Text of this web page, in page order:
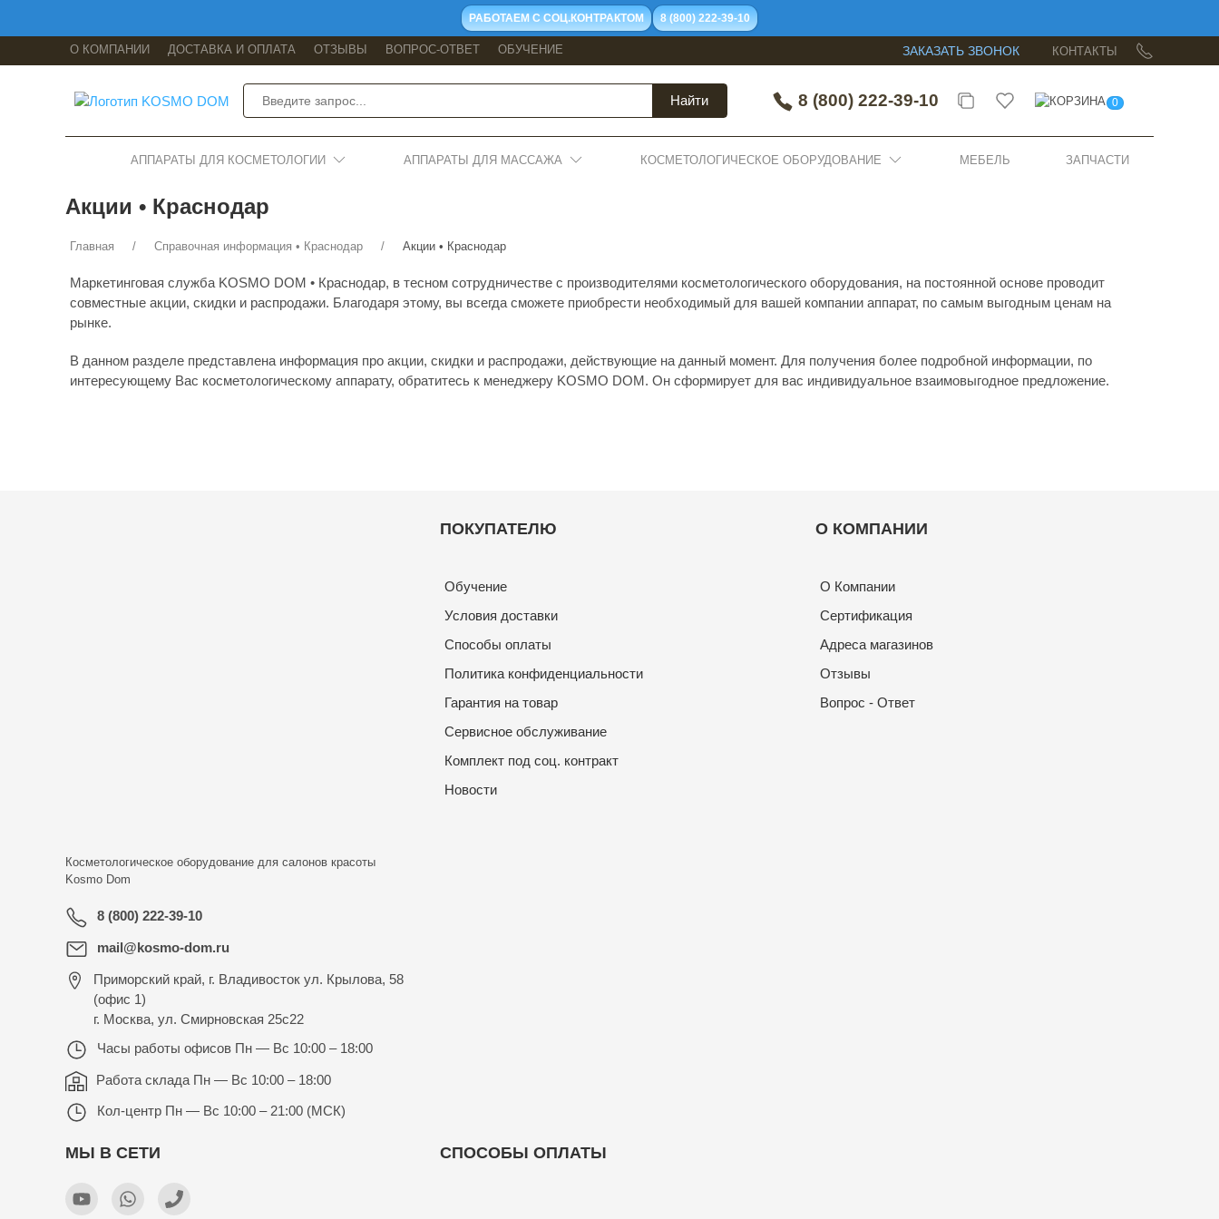
РАБОТАЕМ С СОЦ.КОНТРАКТОМ 8 (800) 222-39-10
О КОМПАНИИ ДОСТАВКА И ОПЛАТА ОТЗЫВЫ ВОПРОС-ОТВЕТ ОБУЧЕНИЕ ЗАКАЗАТЬ ЗВОНОК КОНТАКТЫ
Найти 8 (800) 222-39-10 0
АППАРАТЫ ДЛЯ КОСМЕТОЛОГИИ АППАРАТЫ ДЛЯ МАССАЖА КОСМЕТОЛОГИЧЕСКОЕ ОБОРУДОВАНИЕ МЕБЕЛЬ ЗАПЧАСТИ
Акции • Краснодар
Главная Справочная информация • Краснодар Акции • Краснодар
Маркетинговая служба KOSMO DOM • Краснодар, в тесном сотрудничестве с производителями косметологического оборудования, на постоянной основе проводит
совместные акции, скидки и распродажи. Благодаря этому, вы всегда сможете приобрести необходимый для вашей компании аппарат, по самым выгодным ценам на
рынке.
В данном разделе представлена информация про акции, скидки и распродажи, действующие на данный момент. Для получения более подробной информации, по
интересующему Вас косметологическому аппарату, обратитесь к менеджеру KOSMO DOM. Он сформирует для вас индивидуальное взаимовыгодное предложение.
Косметологическое оборудование для салонов красоты
Kosmo Dom
8 (800) 222-39-10
mail@kosmo-dom.ru
Приморский край, г. Владивосток ул. Крылова, 58
(офис 1)
г. Москва, ул. Смирновская 25с22
Часы работы офисов Пн — Вс 10:00 – 18:00
Работа склада Пн — Вс 10:00 – 18:00
Кол-центр Пн — Вс 10:00 – 21:00 (МСК)
ПОКУПАТЕЛЮ
Обучение
Условия доставки
Способы оплаты
Политика конфиденциальности
Гарантия на товар
Сервисное обслуживание
Комплект под соц. контракт
Новости
О КОМПАНИИ
О Компании
Сертификация
Адреса магазинов
Отзывы
Вопрос - Ответ
МЫ В СЕТИ СПОСОБЫ ОПЛАТЫ